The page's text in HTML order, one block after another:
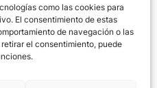
como las cookies para
El consentimiento de estas
de navegación o las
el consentimiento, puede